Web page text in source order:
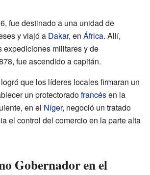
fue destinado a una unidad de
y viajó a Dakar, en África. Allí,
expediciones militares y de
fue ascendido a capitán.
que los líderes locales firmaran un
un protectoradofrancésen la
en el Níger, negoció un tratado
el control del comercio en la parte alta
Gobernador en el